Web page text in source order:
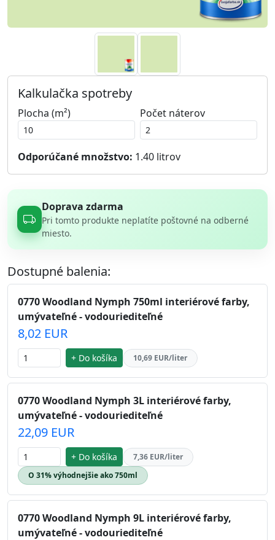
Kalkulačka spotreby
Plocha (m²) Počet náterov
Odporúčané množstvo: 1.40 litrov
Doprava zdarma
Pri tomto produkte neplatíte poštovné na odberné
miesto.
Dostupné balenia:
0770 Woodland Nymph 750ml interiérové farby,
umývateľné - vodouriediteľné
8,02 EUR
+ Do košíka 10,69 EUR/liter
0770 Woodland Nymph 3L interiérové farby,
umývateľné - vodouriediteľné
22,09 EUR
+ Do košíka
7,36 EUR/liter
O 31% výhodnejšie ako 750ml
0770 Woodland Nymph 9L interiérové farby,
umývateľné - vodouriediteľné